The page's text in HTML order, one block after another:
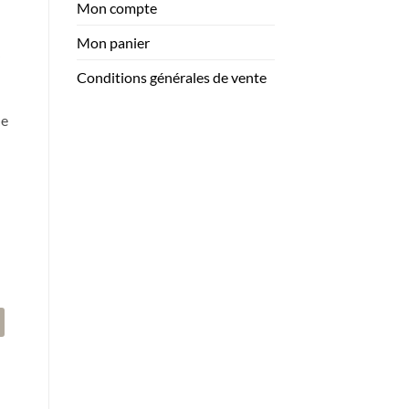
Mon compte
Mon panier
Conditions générales de vente